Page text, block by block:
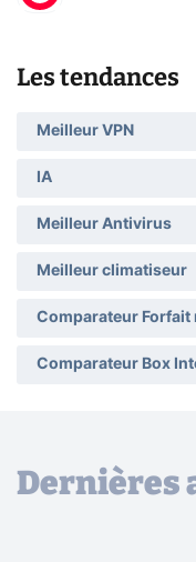
Les tendances
Meilleur VPN
IA
Meilleur Antivirus
Meilleur climatiseur
Comparateur Forfait
Comparateur Box
Dernières